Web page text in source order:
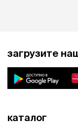
загрузите
каталог